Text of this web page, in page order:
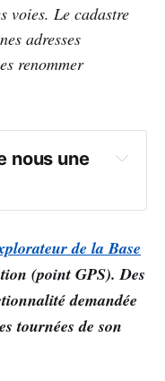
voies. Le cadastre
adresses
renommer
nous une
de la Base
(point GPS). Des
demandée
tournées de son